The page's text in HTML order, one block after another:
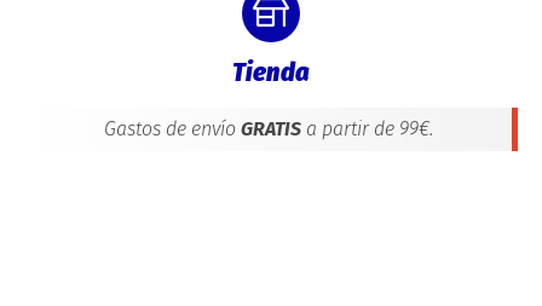
Tienda
Gastos de envío GRATISa partir de 99€.